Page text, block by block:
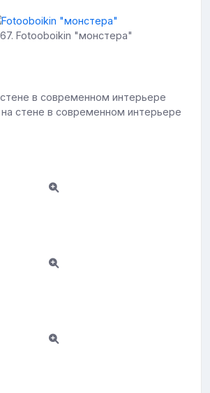
67. Fotooboikin "монстера"
стене в современном интерьере